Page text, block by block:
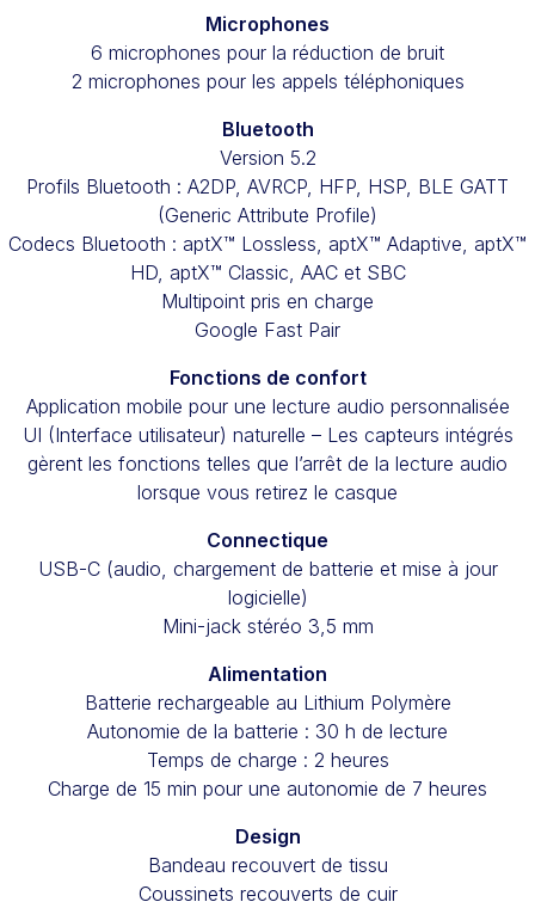
Microphones
6 microphones pour la réduction de bruit
2 microphones pour les appels téléphoniques
Bluetooth
Version 5.2
Profils Bluetooth : A2DP, AVRCP, HFP, HSP, BLE GATT
(Generic Attribute Profile)
Codecs Bluetooth : aptX™ Lossless, aptX™ Adaptive, aptX™
HD, aptX™ Classic, AAC et SBC
Multipoint pris en charge
Google Fast Pair
Fonctions de confort
Application mobile pour une lecture audio personnalisée
UI (Interface utilisateur) naturelle – Les capteurs intégrés
gèrent les fonctions telles que l’arrêt de la lecture audio
lorsque vous retirez le casque
Connectique
USB-C (audio, chargement de batterie et mise à jour
logicielle)
Mini-jack stéréo 3,5 mm
Alimentation
Batterie rechargeable au Lithium Polymère
Autonomie de la batterie : 30 h de lecture
Temps de charge : 2 heures
Charge de 15 min pour une autonomie de 7 heures
Design
Bandeau recouvert de tissu
Coussinets recouverts de cuir